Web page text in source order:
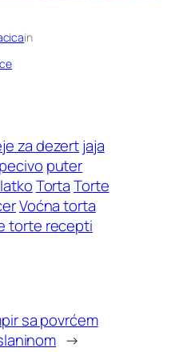
in
za dezertjaja
puter
TortaTorte
Voćna torta
torte recepti
sa povrćem
→